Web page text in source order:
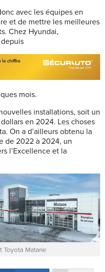
avec les équipes en
et de mettre les meilleures
Chez Hyundai,
mois.
installations, soit un
en 2024. Les choses
On a d’ailleurs obtenu la
de 2022 à 2024, un
l’Excellence et la
Toyota Matane